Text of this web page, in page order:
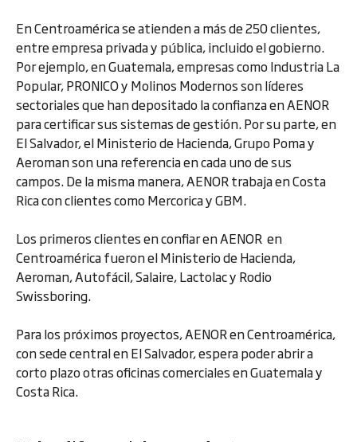
En Centroamérica se atienden a más de 250 clientes,
entre empresa privada y pública, incluido el gobierno.
Por ejemplo, en Guatemala, empresas como Industria La
Popular, PRONICO y Molinos Modernos son líderes
sectoriales que han depositado la confianza en AENOR
para certificar sus sistemas de gestión. Por su parte, en
El Salvador, el Ministerio de Hacienda, Grupo Poma y
Aeroman son una referencia en cada uno de sus
campos. De la misma manera, AENOR trabaja en Costa
Rica con clientes como Mercorica y GBM.
Los primeros clientes en confiar en AENOR en
Centroamérica fueron el Ministerio de Hacienda,
Aeroman, Autofácil, Salaire, Lactolac y Rodio
Swissboring.
Para los próximos proyectos, AENOR en Centroamérica,
con sede central en El Salvador, espera poder abrir a
corto plazo otras oficinas comerciales en Guatemala y
Costa Rica.